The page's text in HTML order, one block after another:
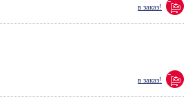
в заказ!
в заказ!